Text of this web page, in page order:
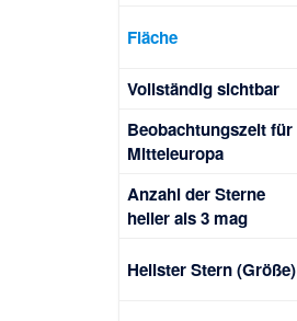
Fläche
Voll­stän­dig sicht­bar
Beob­achtungs­zeit für
Mittel­europa
Anzahl der Sterne
heller als 3 mag
Hellster Stern (Größe)